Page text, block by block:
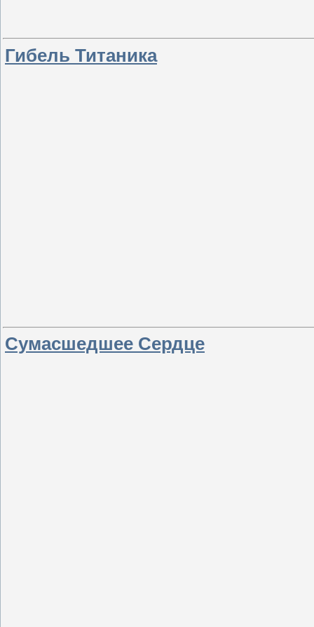
Гибель Титаника
Сумасшедшее Сердце